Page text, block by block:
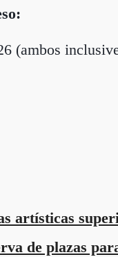
(ambos
artísticas
de plazas